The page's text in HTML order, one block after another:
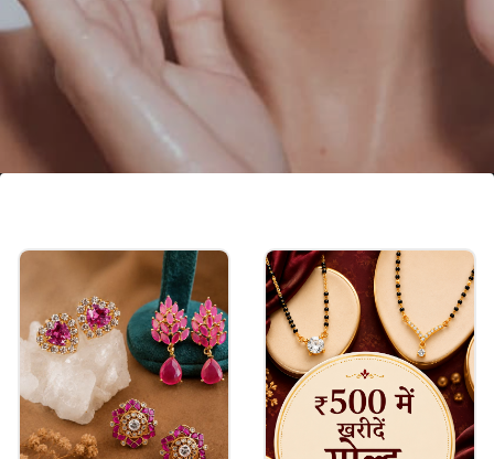
కనురెప్పలు ఆరోగ్యంగా పెరగాలంటే మంచి ఆహారం కూడా
తీసుకోవాలి. ప్రోటీన్లు, విటమిన్లు ఎక్కువగా ఉండే ఆహారం
తింటే మంచి మార్పు కనిపిస్తుంది.
Image credits: Getty